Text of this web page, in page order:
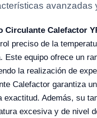
avanzadas
Circulante Calefactor
preciso de la
Este equipo ofrece un
la realización de
Calefactor garantiza
exactitud. Además, su
excesiva y de nivel